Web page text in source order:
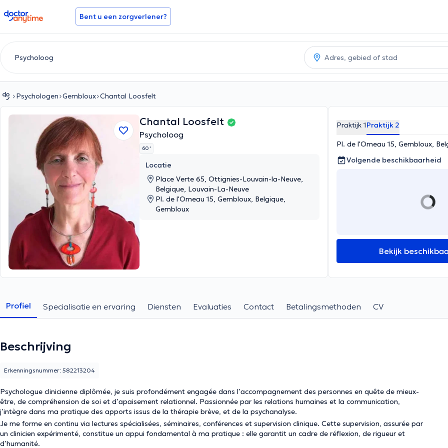
doctoranytime Bent u een zorgverlener?
Psychologen Gembloux Chantal Loosfelt
Chantal Loosfelt
Psycholoog
60 '
Locatie
Place Verte 65, Ottignies-Louvain-la-Neuve,
Belgique, Louvain-La-Neuve
Pl. de l'Orneau 15, Gembloux, Belgique,
Gembloux
Praktijk 1Praktijk 2
Pl. de l'Orneau 15, Gembloux,
Volgende beschikbaarheid
Bekijk
Profiel Specialisatie en ervaring Diensten Evaluaties Contact Betalingsmethoden CV
Beschrijving
Psychologue clinicienne diplômée, je suis profondément engagée dans l’accompagnement des personnes en quête de mieux-
être, de compréhension de soi et d’apaisement relationnel. Passionnée par les relations humaines et la communication,
j’intègre dans ma pratique des apports issus de la thérapie brève, et de la psychanalyse.
Je me forme en continu via lectures spécialisées, séminaires, conférences et supervision clinique. Cette supervision, assurée par
un clinicien expérimenté, constitue un appui fondamental à ma pratique : elle garantit un cadre de réflexion, de rigueur et
d’humanité.
Erkenningsnummer: 582213204